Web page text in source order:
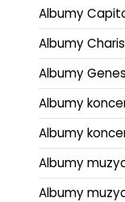
Albumy
Albumy
Albumy
Albumy
Albumy
Albumy
Albumy